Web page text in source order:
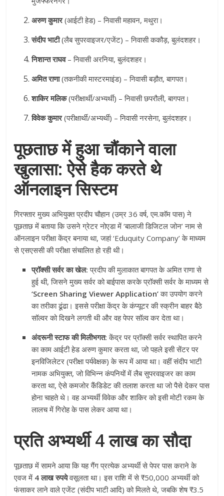
अरुण कुमार(आईटी हेड) – निवासी महावन, मथुरा।
संदीप भाटी(लैब सुपरवाइजर/एजेंट) – निवासी ककौड़, बुलंदशहर ।
निशान्त राघव– निवासी अरनिया, बुलंदशहर ।
अमित राणा(तकनीकी मास्टरमाइंड) – निवासी बड़ौत, बागपत।
शाकिर मलिक(परीक्षार्थी/अभ्यर्थी) – निवासी छपरौली, बागपत।
विवेक कुमार(परीक्षार्थी/अभ्यर्थी) – निवासी नरसेना, बुलंदशहर ।
पूछताछ में हुआ चौंकाने वाला
खुलासा: ऐसे हैक करते थे
ऑनलाइन सिस्टम
गिरफ्तार मुख्य अभियुक्त प्रदीप चौहान (उम्र 36 वर्ष, एम.कॉम पास) ने
पूछताछ में बताया कि उसने ग्रेटर नोएडा में ‘बालाजी डिजिटल जोन’ नाम से
ऑनलाइन परीक्षा केंद्र बनाया था, जहां ‘Eduquity Company’ के माध्यम
से एसएससी की परीक्षा संचालित हो रही थी।
प्रॉक्सी सर्वर का खेल: प्रदीप की मुलाकात बागपत के अमित राणा से
हुई थी, जिसने मुख्य सर्वर को बाईपास करके प्रॉक्सी सर्वर के माध्यम से
‘Screen Sharing Viewer Application’का उपयोग करने
का तरीका ढूंढा। इससे परीक्षा केंद्र के कंप्यूटर की स्क्रीन बाहर बैठे
सॉल्वर को दिखने लगती थी और वह पेपर सॉल्व कर देता था।
अंदरूनी स्टाफ की मिलीभगत: केंद्र पर प्रॉक्सी सर्वर स्थापित करने
का काम आईटी हेड अरुण कुमार करता था, जो पहले इसी सेंटर पर
इनविजिलेटर (परीक्षा पर्यवेक्षक) के रूप में आया था। वहीं संदीप भाटी
नामक अभियुक्त, जो विभिन्न कंपनियों में लैब सुपरवाइजर का काम
करता था, ऐसे कमजोर कैंडिडेट की तलाश करता था जो पैसे देकर पास
होना चाहते थे । वह अभ्यर्थी विवेक और शाकिर को इसी मोटी रकम के
लालच में गिरोह के पास लेकर आया था।
प्रति अभ्यर्थी 4 लाख का सौदा
पूछताछ में सामने आया कि यह गैंग प्रत्येक अभ्यर्थी से पेपर पास कराने के
एवज में 4 लाख रुपयेवसूलता था। इस राशि में से ₹50,000 अभ्यर्थी को
फंसाकर लाने वाले एजेंट (संदीप भाटी आदि) को मिलते थे, जबकि शेष ₹3.5